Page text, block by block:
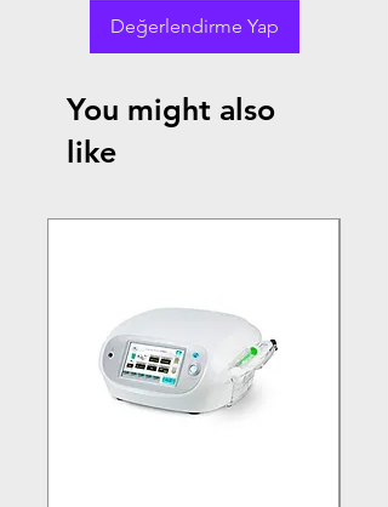
Değerlendirme Yap
You might also
like